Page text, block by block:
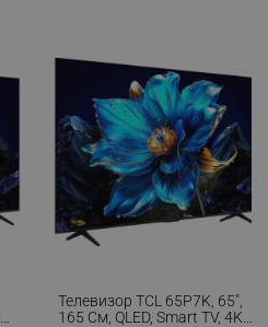
Телевизор TCL 65P7K, 65",
165 См, QLED, Smart TV, 4K